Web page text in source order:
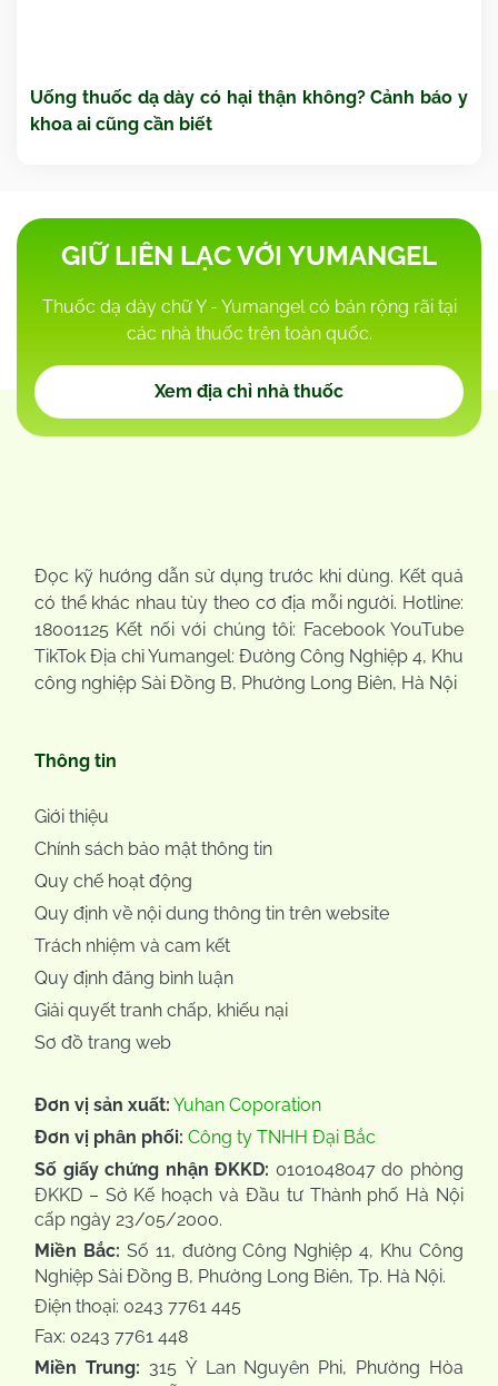
Uống thuốc dạ dày có hại thận không? Cảnh báo y
khoa ai cũng cần biết
GIỮ LIÊN LẠC VỚI YUMANGEL
Thuốc dạ dày chữ Y - Yumangel có bán rộng rãi tại
các nhà thuốc trên toàn quốc.
Xem địa chỉ nhà thuốc
Đọc kỹ hướng dẫn sử dụng trước khi dùng. Kết quả
có thể khác nhau tùy theo cơ địa mỗi người. Hotline:
18001125 Kết nối với chúng tôi: Facebook YouTube
TikTok Địa chỉ Yumangel: Đường Công Nghiệp 4, Khu
công nghiệp Sài Đồng B, Phường Long Biên, Hà Nội
Thông tin
Giới thiệu
Chính sách bảo mật thông tin
Quy chế hoạt động
Quy định về nội dung thông tin trên website
Trách nhiệm và cam kết
Quy định đăng bình luận
Giải quyết tranh chấp, khiếu nại
Sơ đồ trang web
Đơn vị sản xuất: Yuhan Coporation
Đơn vị phân phối: Công ty TNHH Đại Bắc
Số giấy chứng nhận ĐKKD: 0101048047 do phòng
ĐKKD – Sở Kế hoạch và Đầu tư Thành phố Hà Nội
cấp ngày 23/05/2000.
Miền Bắc: Số 11, đường Công Nghiệp 4, Khu Công
Nghiệp Sài Đồng B, Phường Long Biên, Tp. Hà Nội.
Điện thoại: 0243 7761 445
Fax: 0243 7761 448
Miền Trung: 315 Ỷ Lan Nguyên Phi, Phường Hòa